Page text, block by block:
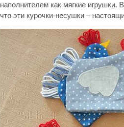
наполнителем как мягкие игрушки.
что эти курочки-несушки –